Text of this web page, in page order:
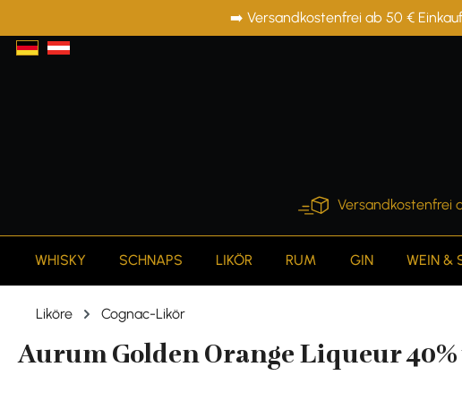
Zur Hauptnavigation springen➡️ Versandkostenfrei ab 50 €
Versandkostenfrei
WHISKY SCHNAPS LIKÖR RUM GIN WEIN &
Liköre Cognac-Likör
Aurum Golden Orange Liqueur 40%